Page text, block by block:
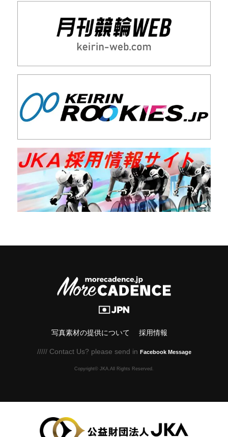
写真素材の提供について 採用情報
///// Contact Us? please send in Facebook Message
Copyright© JKA.All Rights Reserved.